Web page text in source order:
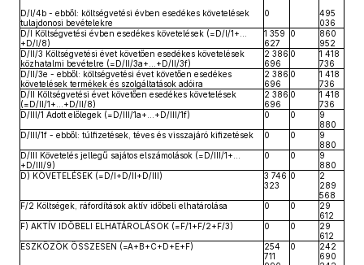
D/I/4b - ebből: költségvetési évben esedékes követelések
tulajdonosi bevételekre
0
495
036
D/I Költségvetési évben esedékes követelések (=D/I/1+…
+D/I/8)
1 359
627
0
860
952
D/II/3 Költségvetési évet követően esedékes követelések
közhatalmi bevételre (=D/II/3a+…+D/II/3f)
2 386
696
0
1 418
736
D/II/3e - ebből: költségvetési évet követően esedékes
követelések termékek és szolgáltatások adóira
2 386
696
0
1 418
736
D/II Költségvetési évet követően esedékes követelések
(=D/II/1+…+D/II/8)
2 386
696
0
1 418
736
D/III/1 Adott előlegek (=D/III/1a+…+D/III/1f)
0 0
9
880
D/III/1f - ebből: túlfizetések, téves és visszajáró kifizetések
0 0
9
880
D/III Követelés jellegű sajátos elszámolások (=D/III/1+…
+D/III/9)
0 0
9
880
D) KÖVETELÉSEK (=D/I+D/II+D/III)
3 746
323
0
2
289
568
F/2 Költségek, ráfordítások aktív időbeli elhatárolása
0 0
29
612
F) AKTÍV IDŐBELI ELHATÁROLÁSOK (=F/1+F/2+F/3)
0 0
29
612
ESZKÖZÖK ÖSSZESEN (=A+B+C+D+E+F)
254
711
0
242
690